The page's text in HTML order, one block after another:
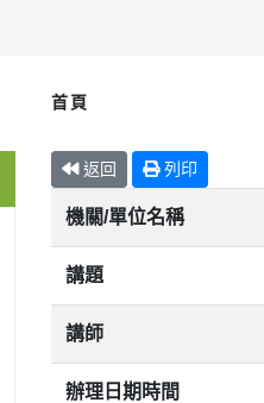
首頁
返回 列印
機關/單位名稱
講題
講師
辦理日期時間